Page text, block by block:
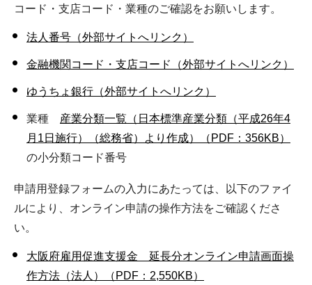
コード・支店コード・業種のご確認をお願いします。
法人番号（外部サイトへリンク）
金融機関コード・支店コード（外部サイトへリンク）
ゆうちょ銀行（外部サイトへリンク）
業種 産業分類一覧（日本標準産業分類（平成26年4
月1日施行）（総務省）より作成）（PDF：356KB）
の小分類コード番号
申請用登録フォームの入力にあたっては、以下のファイ
ルにより、オンライン申請の操作方法をご確認くださ
い。
大阪府雇用促進支援金 延長分オンライン申請画面操
作方法（法人）（PDF：2,550KB）